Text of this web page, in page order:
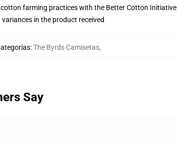
farming practices with the Better Cotton Initiative
in the product received
:The Byrds Camisetas,
Say